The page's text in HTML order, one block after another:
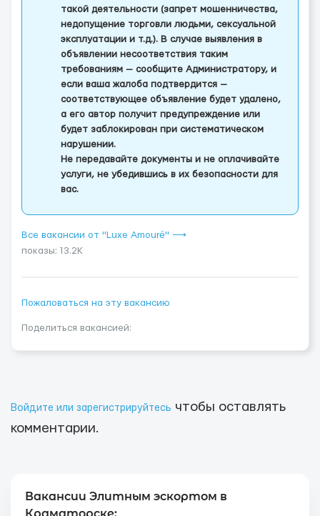
такой деятельности (запрет мошенничества,
недопущение торговли людьми, сексуальной
эксплуатации и т.д.). В случае выявления в
объявлении несоответствия таким
требованиям — сообщите Администратору, и
если ваша жалоба подтвердится —
соответствующее объявление будет удалено,
а его автор получит предупреждение или
будет заблокирован при систематическом
нарушении.
Не передавайте документы и не оплачивайте
услуги, не убедившись в их безопасности для
вас.
Все вакансии от "Luxe Amouré" ⟶
показы: 13.2K
Пожаловаться на эту вакансию
Поделиться вакансией:
Войдите или зарегистрируйтесь чтобы оставлять
комментарии.
Вакансии Элитным эскортом в